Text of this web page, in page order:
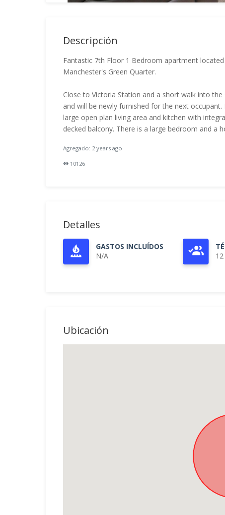
Descripción
Fantastic 7th Floor 1 Bedroom apartment
Manchester's Green Quarter.
Close to Victoria Station and a short walk into
and will be newly furnished for the next
large open plan living area and kitchen with
decked balcony. There is a large bedroom and a
Agregado: 2 years ago
10126
Detalles
GASTOS INCLUÍDOS
N/A
12
Ubicación